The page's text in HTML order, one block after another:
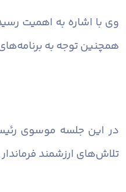
وی با اشاره به اهمیت
همچنین توجه به
در این جلسه موسوی
تلاش‌های ارزشمند